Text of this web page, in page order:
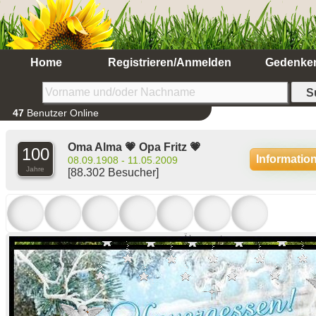
Home Registrieren/Anmelden
47 Benutzer Online
100
Jahre
Oma Alma 💗 Opa Fritz 💗
08.09.1908 - 11.05.2009
[88.302 Besucher]
Ältere anzeigen